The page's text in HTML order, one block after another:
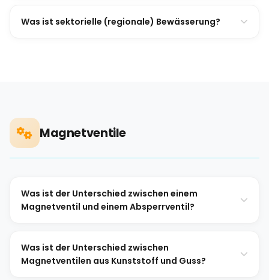
Was ist sektorielle (regionale) Bewässerung?
Magnetventile
Was ist der Unterschied zwischen einem
Magnetventil und einem Absperrventil?
Was ist der Unterschied zwischen
Magnetventilen aus Kunststoff und Guss?